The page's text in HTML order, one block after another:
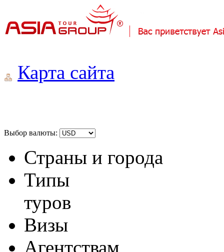
Карта сайта
Выбор валюты:
Страны и города
Типы
туров
Визы
Агентствам